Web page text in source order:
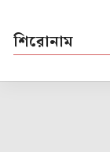
শিরোনাম